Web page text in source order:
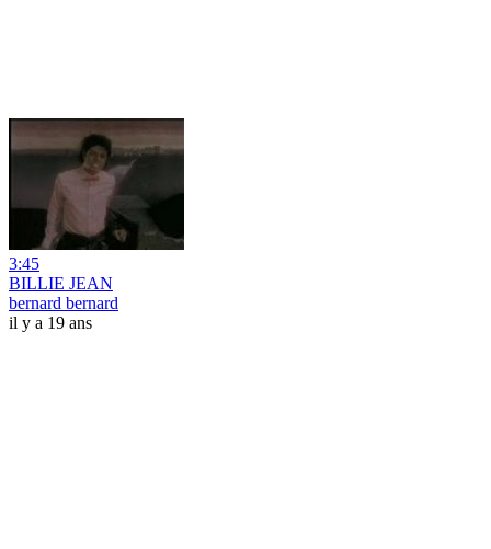
3:45
BILLIE JEAN
bernard bernard
il y a 19 ans